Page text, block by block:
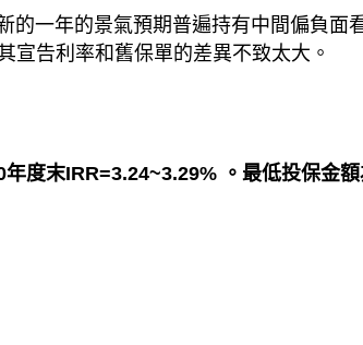
一年的景氣預期普遍持有中間偏負
宣告利率和舊保單的差異不致太大。
度末IRR=3.24~3.29% 。 最低投保金